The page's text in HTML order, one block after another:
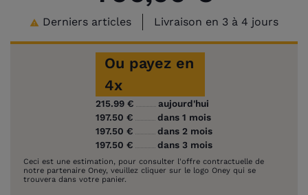
 Derniers articles Livraison en 3 à 4 jours
Ou payez en
4x
215.99 €
aujourd'hui
197.50 €
dans 1 mois
197.50 €
dans 2 mois
197.50 €
dans 3 mois
Ceci est une estimation, pour consulter l'offre contractuelle de
notre partenaire Oney, veuillez cliquer sur le logo Oney qui se
trouvera dans votre panier.